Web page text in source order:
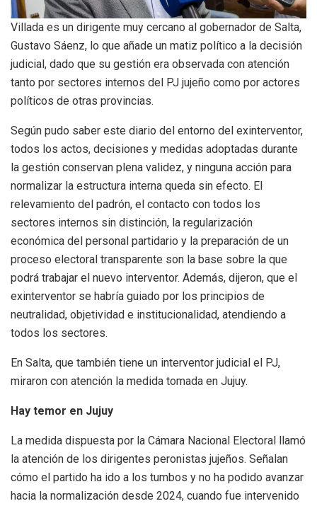
Villada es un dirigente muy cercano al gobernador de Salta,
Gustavo Sáenz, lo que añade un matiz político a la decisión
judicial, dado que su gestión era observada con atención
tanto por sectores internos del PJ jujeño como por actores
políticos de otras provincias.
Según pudo saber este diario del entorno del exinterventor,
todos los actos, decisiones y medidas adoptadas durante
la gestión conservan plena validez, y ninguna acción para
normalizar la estructura interna queda sin efecto. El
relevamiento del padrón, el contacto con todos los
sectores internos sin distinción, la regularización
económica del personal partidario y la preparación de un
proceso electoral transparente son la base sobre la que
podrá trabajar el nuevo interventor. Además, dijeron, que el
exinterventor se habría guiado por los principios de
neutralidad, objetividad e institucionalidad, atendiendo a
todos los sectores.
En Salta, que también tiene un interventor judicial el PJ,
miraron con atención la medida tomada en Jujuy.
Hay temor en Jujuy
La medida dispuesta por la Cámara Nacional Electoral llamó
la atención de los dirigentes peronistas jujeños. Señalan
cómo el partido ha ido a los tumbos y no ha podido avanzar
hacia la normalización desde 2024, cuando fue intervenido